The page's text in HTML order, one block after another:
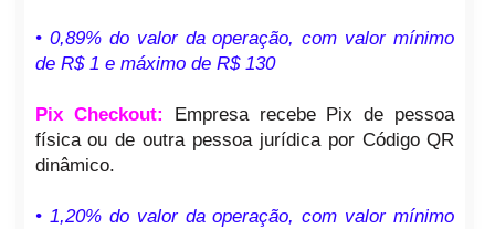
• 0,89% do valor da operação, com valor mínimo
de R$ 1 e máximo de R$ 130
Pix Checkout: Empresa recebe Pix de pessoa
física ou de outra pessoa jurídica por Código QR
dinâmico.
• 1,20% do valor da operação, com valor mínimo